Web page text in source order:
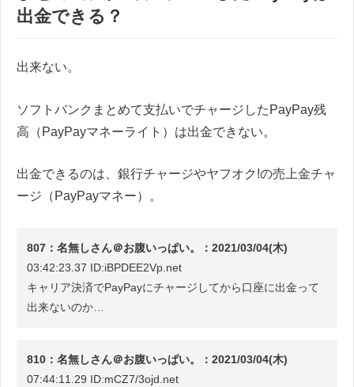
出金できる？
出来ない。
ソフトバンクまとめて支払いでチャージしたPayPay残
高（PayPayマネーライト）は出金できない。
出金できるのは、銀行チャージやヤフオク!の売上金チャ
ージ（PayPayマネー）。
807：名無しさん＠お腹いっぱい。：2021/03/04(木)
03:42:23.37 ID:iBPDEE2Vp.net
キャリア決済でPayPayにチャージしてから口座に出金って
出来ないのか…
810：名無しさん＠お腹いっぱい。：2021/03/04(木)
07:44:11.29 ID:mCZ7/3ojd.net